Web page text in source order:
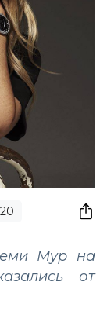
Мур на
от